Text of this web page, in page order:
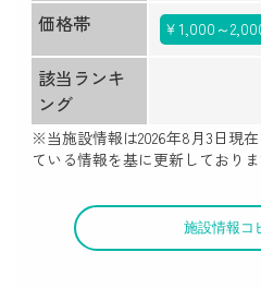
価格帯 ￥1,000～
該当ランキ
ング
※当施設情報は2026年8月3日現
ている情報を基に更新しており
施設情報コ